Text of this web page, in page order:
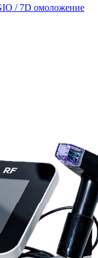
/ 7D омоложение